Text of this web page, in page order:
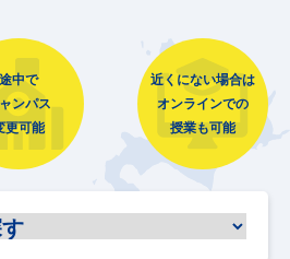
途中で
ンパス
更可能
近くにない場合は
オンラインでの
授業も可能